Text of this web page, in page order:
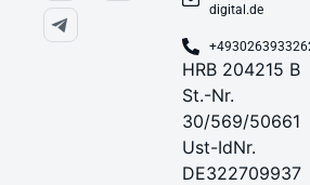
digital.de
HRB 204215 B
St.-Nr.
30/569/50661
Ust-IdNr.
DE322709937